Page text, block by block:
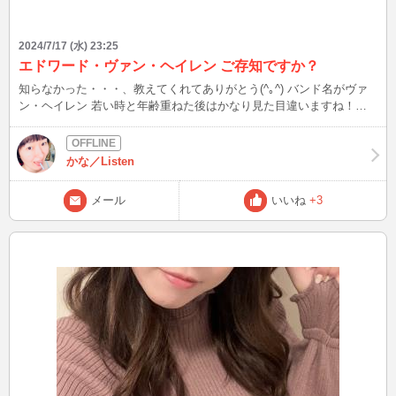
2024/7/17 (水) 23:25
エドワード・ヴァン・ヘイレン ご存知ですか？
知らなかった・・・、教えてくれてありがとう(^｡^) バンド名がヴァ
ン・ヘイレン 若い時と年齢重ねた後はかなり見た目違いますね！！
は去ることながら、すごいヘビースモーカー😳 当時のギター少年か
らしたら青春の全て 永遠のヒーローなんだろう ギター好きの皆さん
は、エディみたいに弾けたらな・・・って当時憧れました？？ この
後、23:30 他にも思い出あったら教えてくださいね＾＾ ブログは皆様
から頂いたご質問、教えてもらったこと、盛り上がった話題を発信！
良いなと思った方は、お気に入り登録よろしくお願いします(^^) Xも
いただき、ありがとうございましたm(__)m
かな／Listen
メール いいね +3